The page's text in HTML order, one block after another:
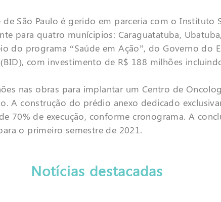
São Paulo é gerido em parceria com o Instituto
para quatro munícipios: Caraguatatuba,
do programa “Saúde em Ação”, do Governo do
com investimento de R$ 188 milhões
nas obras para implantar um Centro de
A construção do prédio anexo dedicado
70% de execução, conforme cronograma. A
o primeiro semestre de 2021.
Notícias destacadas